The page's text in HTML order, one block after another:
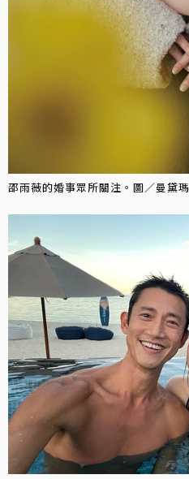
邵雨薇的婚事眾所關注。圖／曼黛